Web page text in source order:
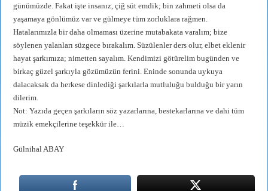
günümüzde. Fakat işte insanız, çiğ süt emdik; bin zahmeti olsa da
yaşamaya gönlümüz var ve gülmeye tüm zorluklara rağmen.
Hatalarımızla bir daha olmaması üzerine mutabakata varalım; bize
söylenen yalanları süzgece bırakalım. Süzülenler ders olur, elbet eklenir
hayat şarkımıza; nimetten sayalım. Kendimizi götürelim bugünden ve
birkaç güzel şarkıyla gözümüzün ferini. Eninde sonunda uykuya
dalacaksak da herkese dinlediği şarkılarla mutluluğu bulduğu bir yarın
dilerim.
Not: Yazıda geçen şarkıların söz yazarlarına, bestekarlarına ve dahi tüm
müzik emekçilerine teşekkür ile…
Gülnihal ABAY